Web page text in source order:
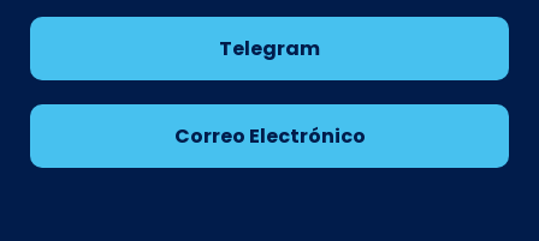
Telegram
Correo Electrónico